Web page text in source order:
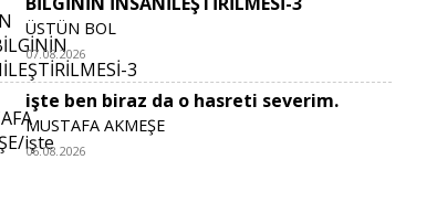
ÜSTÜN BOL
07.08.2026
işte ben biraz da o hasreti severim.
MUSTAFA AKMEŞE
06.08.2026